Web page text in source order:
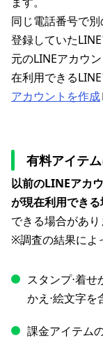
同じ電話番号で
登録していた
元のLINEアカウ
在利用できる
アカウントを作成
有料アイテ
以前のLINEアカ
が現在利用できる
できる場合があり
※調査の結果によ
スタンプ⋅着せ
かえ⋅絵文字を
課金アイテム